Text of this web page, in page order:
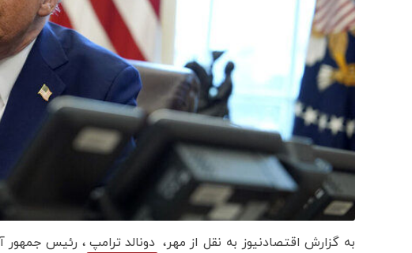
به گزارش اقتصادنیوز به نقل از مهر، دونالد ترامپ